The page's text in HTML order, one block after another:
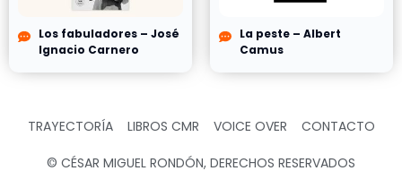
Los fabuladores – José
Ignacio Carnero
La peste – Albert
Camus
TRAYECTORÍA LIBROS CMR VOICE OVER CONTACTO
© CÉSAR MIGUEL RONDÓN, DERECHOS RESERVADOS